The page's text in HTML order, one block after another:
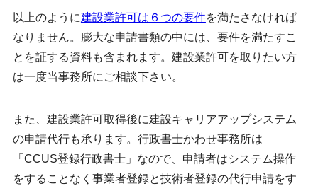
以上のように建設業許可は６つの要件を満たさなければ
なりません。膨大な申請書類の中には、要件を満たすこ
とを証する資料も含まれます。建設業許可を取りたい方
は一度当事務所にご相談下さい。
また、建設業許可取得後に建設キャリアアップシステム
の申請代行も承ります。行政書士かわせ事務所は
「CCUS登録行政書士」なので、申請者はシステム操作
をすることなく事業者登録と技術者登録の代行申請をす